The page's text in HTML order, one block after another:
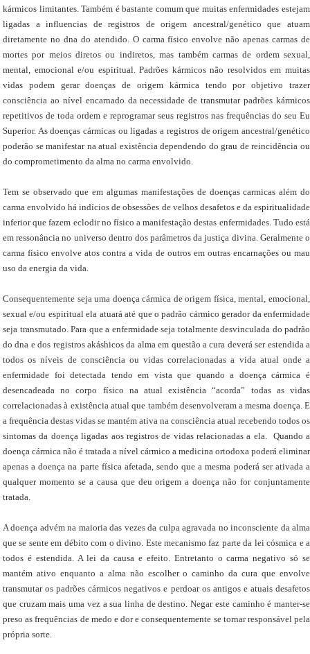
kármicos limitantes. Também é bastante comum que muitas enfermidades estejam
ligadas a influencias de registros de origem ancestral/genético que atuam
diretamente no dna do atendido. O carma físico envolve não apenas carmas de
mortes por meios diretos ou indiretos, mas também carmas de ordem sexual,
mental, emocional e/ou espiritual. Padrões kármicos não resolvidos em muitas
vidas podem gerar doenças de origem kármica tendo por objetivo trazer
consciência ao nível encarnado da necessidade de transmutar padrões kármicos
repetitivos de toda ordem e reprogramar seus registros nas frequências do seu Eu
Superior. As doenças cármicas ou ligadas a registros de origem ancestral/genético
poderão se manifestar na atual existência dependendo do grau de reincidência ou
do comprometimento da alma no carma envolvido.
Tem se observado que em algumas manifestações de doenças carmicas além do
carma envolvido há indícios de obsessões de velhos desafetos e da espiritualidade
inferior que fazem eclodir no físico a manifestação destas enfermidades. Tudo está
em ressonância no universo dentro dos parâmetros da justiça divina. Geralmente o
carma físico envolve atos contra a vida de outros em outras encarnações ou mau
uso da energia da vida.
Consequentemente seja uma doença cármica de origem física, mental, emocional,
sexual e/ou espiritual ela atuará até que o padrão cármico gerador da enfermidade
seja transmutado. Para que a enfermidade seja totalmente desvinculada do padrão
do dna e dos registros akáshicos da alma em questão a cura deverá ser estendida a
todos os níveis de consciência ou vidas correlacionadas a vida atual onde a
enfermidade foi detectada tendo em vista que quando a doença cármica é
desencadeada no corpo físico na atual existência “acorda” todas as vidas
correlacionadas à existência atual que também desenvolveram a mesma doença. E
a frequência destas vidas se mantém ativa na consciência atual recebendo todos os
sintomas da doença ligadas aos registros de vidas relacionadas a ela. Quando a
doença cármica não é tratada a nível cármico a medicina ortodoxa poderá eliminar
apenas a doença na parte física afetada, sendo que a mesma poderá ser ativada a
qualquer momento se a causa que deu origem a doença não for conjuntamente
tratada.
A doença advém na maioria das vezes da culpa agravada no inconsciente da alma
que se sente em débito com o divino. Este mecanismo faz parte da lei cósmica e a
todos é estendida. A lei da causa e efeito. Entretanto o carma negativo só se
mantém ativo enquanto a alma não escolher o caminho da cura que envolve
transmutar os padrões cármicos negativos e perdoar os antigos e atuais desafetos
que cruzam mais uma vez a sua linha de destino. Negar este caminho é manter-se
preso as frequências de medo e dor e consequentemente se tornar responsável pela
própria sorte.